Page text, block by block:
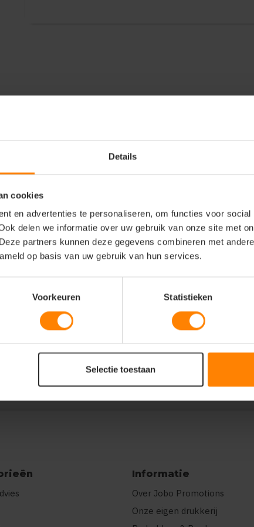
Details
cookies
en advertenties te personaliseren, om functies voor social
delen we informatie over uw gebruik van onze site met
partners kunnen deze gegevens combineren met
op basis van uw gebruik van hun services.
Voorkeuren Statistieken
Selectie toestaan
kleur"}]}
Informatie
Over Jobo Promotions
Onze eigen drukkerij